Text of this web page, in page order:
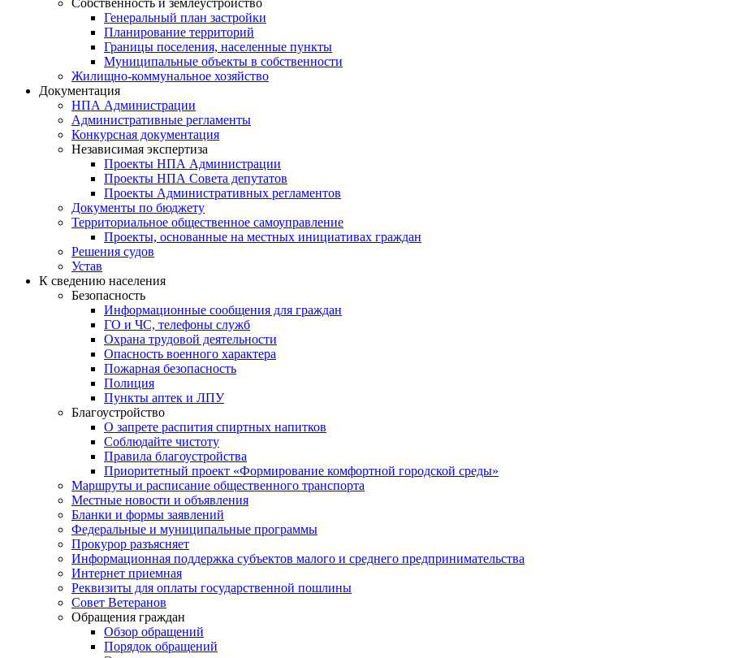
Собственность и землеустройство
Генеральный план застройки
Планирование территорий
Границы поселения, населенные пункты
Муниципальные объекты в собственности
Жилищно-коммунальное хозяйство
Документация
НПА Администрации
Административные регламенты
Конкурсная документация
Независимая экспертиза
Проекты НПА Администрации
Проекты НПА Совета депутатов
Проекты Административных регламентов
Документы по бюджету
Территориальное общественное самоуправление
Проекты, основанные на местных инициативах граждан
Решения судов
Устав
К сведению населения
Безопасность
Информационные сообщения для граждан
ГО и ЧС, телефоны служб
Охрана трудовой деятельности
Опасность военного характера
Пожарная безопасность
Полиция
Пункты аптек и ЛПУ
Благоустройство
О запрете распития спиртных напитков
Соблюдайте чистоту
Правила благоустройства
Приоритетный проект «Формирование комфортной городской среды»
Маршруты и расписание общественного транспорта
Местные новости и объявления
Бланки и формы заявлений
Федеральные и муниципальные программы
Прокурор разъясняет
Информационная поддержка субъектов малого и среднего предпринимательства
Интернет приемная
Реквизиты для оплаты государственной пошлины
Совет Ветеранов
Обращения граждан
Обзор обращений
Порядок обращений